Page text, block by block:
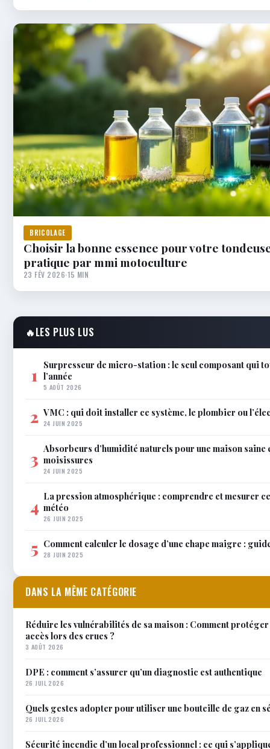
BRICOLAGE
Choisir la bonne essence pour votre
pratique par mmi motoculture
23 FÉV 2026·15 MIN
🔥LES PLUS LUS
1
Surpresseur de micro-station : le seul composant qui
l’année
5 AOÛT 2026
2 VMC : qui doit installer ce système, le plombier ou
24 JUIN 2025
3 Absorbeurs d’humidité naturels pour une maison saine
moisissures
24 JUIN 2025
4 La pression atmosphérique : comprendre et mesurer
météo
26 JUIN 2025
5 Comment calculer le dosage d’une chape maigre :
28 JUIN 2025
DANS LA MÊME CATÉGORIE
Réduire les vulnérabilités de sa maison : Comment
accès lors des crues ?
3 AOÛT 2026
DPE : comment s’assurer qu’un diagnostic est authentique
26 JUIL 2026
Quels gestes adopter pour utiliser une bouteille de gaz en
26 JUIL 2026
Sécurité incendie d’un local professionnel : ce qui